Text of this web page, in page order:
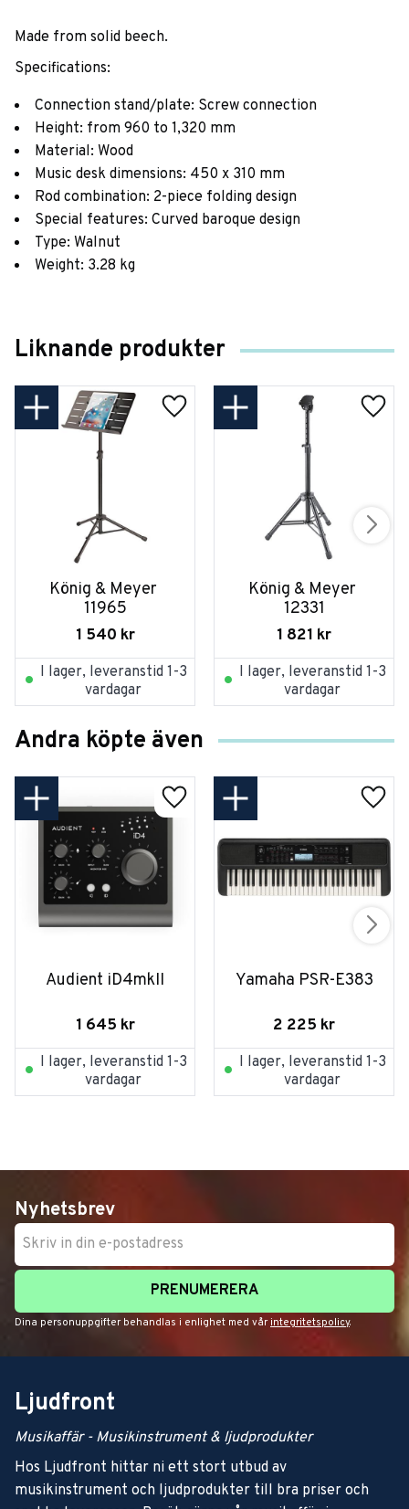
Made from solid beech.
Specifications:
Connection stand/plate: Screw connection
Height: from 960 to 1,320 mm
Material: Wood
Music desk dimensions: 450 x 310 mm
Rod combination: 2-piece folding design
Special features: Curved baroque design
Type: Walnut
Weight: 3.28 kg
Liknande produkter
König & Meyer
11965
1 540 kr
I lager, leveranstid 1-3
vardagar
König & Meyer
12331
1 821 kr
I lager, leveranstid 1-3
vardagar
Andra köpte även
Audient iD4mkII
1 645 kr
I lager, leveranstid 1-3
vardagar
Yamaha PSR-E383
2 225 kr
I lager, leveranstid 1-3
vardagar
Nyhetsbrev
PRENUMERERA
Dina personuppgifter behandlas i enlighet med vår integritetspolicy.
Ljudfront
Musikaffär - Musikinstrument & ljudprodukter
Hos Ljudfront hittar ni ett stort utbud av
musikinstrument och ljudprodukter till bra priser och